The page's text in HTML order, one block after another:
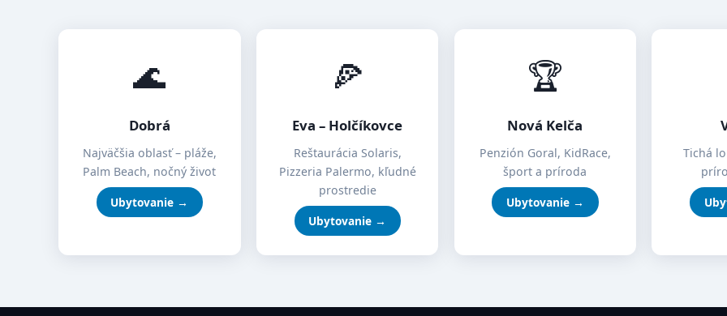
🌊
Dobrá
Najväčšia oblasť – pláže,
Palm Beach, nočný život
Ubytovanie →
🍕
Eva – Holčíkovce
Reštaurácia Solaris,
Pizzeria Palermo, kľudné
prostredie
Ubytovanie →
🏆
Nová Kelča
Penzión Goral, KidRace,
šport a príroda
Ubytovanie →
Tichá